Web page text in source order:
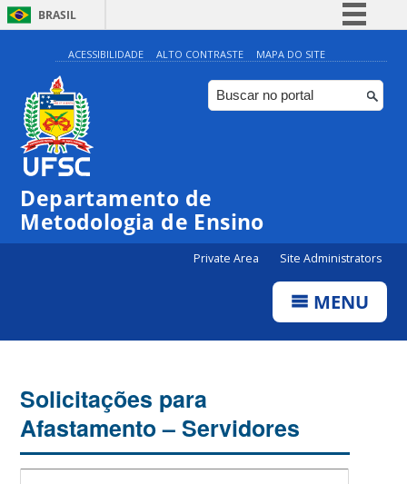
BRASIL
Simplifique!
Comunica BR
Participe
ACESSIBILIDADE ALTO CONTRASTE MAPA DO SITE
Departamento de
Metodologia de Ensino
Private Area Site Administrators
MENU
Solicitações para
Afastamento – Servidores